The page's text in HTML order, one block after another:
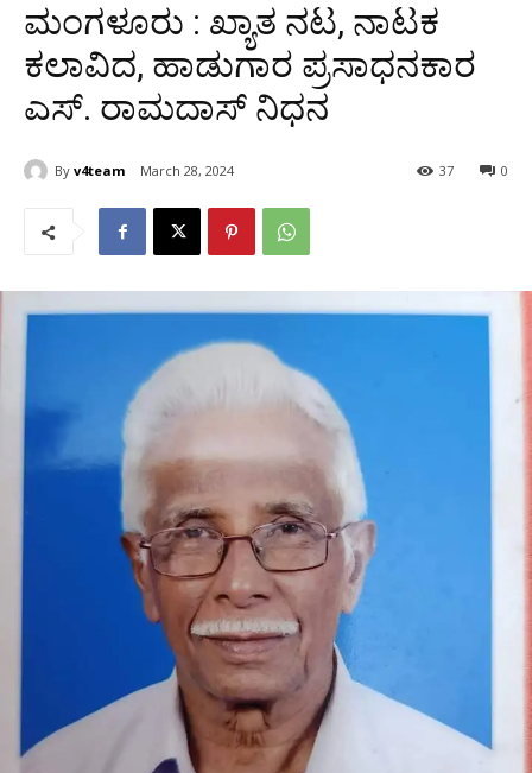
ಮಂಗಳೂರು : ಖ್ಯಾತ ನಟ, ನಾಟಕ
ಕಲಾವಿದ, ಹಾಡುಗಾರ ಪ್ರಸಾಧನಕಾರ
ಎಸ್. ರಾಮದಾಸ್ ನಿಧನ
By v4team March 28, 2024 0
37